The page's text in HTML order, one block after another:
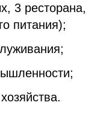
3 ресторана,
питания);